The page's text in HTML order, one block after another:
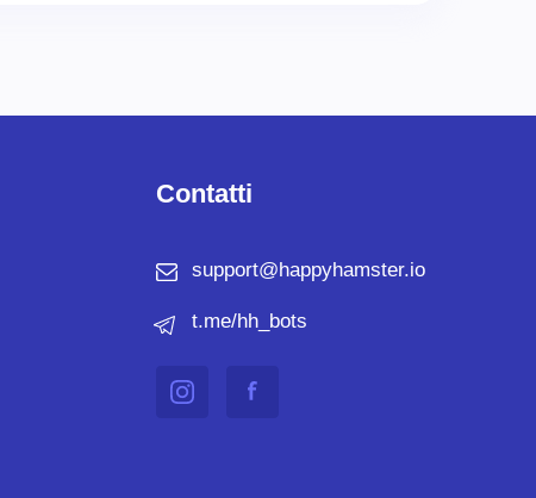
Contatti
support@happyhamster.io
t.me/hh_bots